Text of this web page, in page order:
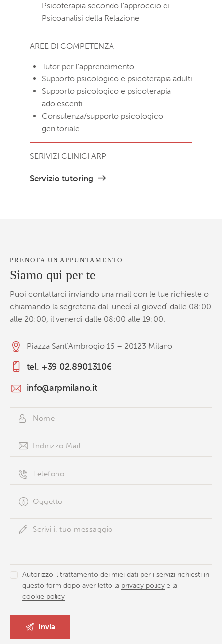
Psicoterapia secondo l’approccio di
Psicoanalisi della Relazione
AREE DI COMPETENZA
Tutor per l’apprendimento
Supporto psicologico e psicoterapia adulti
Supporto psicologico e psicoterapia
adolescenti
Consulenza/supporto psicologico
genitoriale
SERIVIZI CLINICI ARP
Servizio tutoring
PRENOTA UN APPUNTAMENTO
Siamo qui per te
Puoi contattarci inviando una mail con le tue richieste o
chiamando la segreteria dal lunedì al giovedì dalle 08:00
alle 20:00, il venerdì dalle 08:00 alle 19:00.
Piazza Sant’Ambrogio 16 – 20123 Milano
tel. +39 02.89013106
info@arpmilano.it
Autorizzo il trattamento dei miei dati per i servizi richiesti in
questo form dopo aver letto la privacy policy e la
cookie policy